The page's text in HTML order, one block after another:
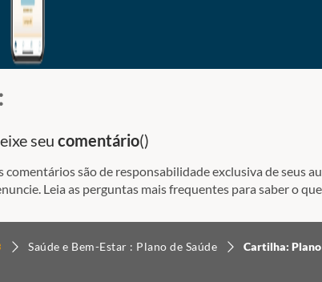
seu comentário()
comentários são de responsabilidade exclusiva de seus
Leia as perguntas mais frequentes para saber o
Saúde e Bem-Estar : Plano de Saúde Cartilha: